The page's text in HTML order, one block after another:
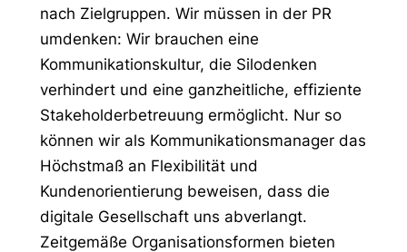
nach Zielgruppen. Wir müssen in der PR
umdenken: Wir brauchen eine
Kommunikationskultur, die Silodenken
verhindert und eine ganzheitliche, effiziente
Stakeholderbetreuung ermöglicht. Nur so
können wir als Kommunikationsmanager das
Höchstmaß an Flexibilität und
Kundenorientierung beweisen, dass die
digitale Gesellschaft uns abverlangt.
Zeitgemäße Organisationsformen bieten